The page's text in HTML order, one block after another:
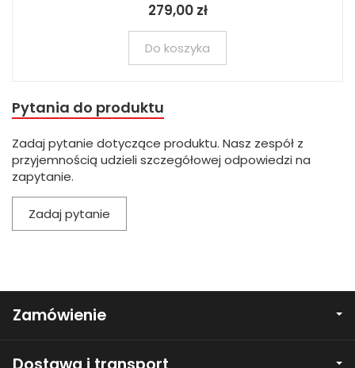
279,00 zł
Do koszyka
Pytania do produktu
Zadaj pytanie dotyczące produktu. Nasz zespół z
przyjemnością udzieli szczegółowej odpowiedzi na
zapytanie.
Zadaj pytanie
Zamówienie